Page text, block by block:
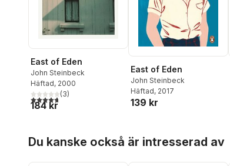
East of Eden
John Steinbeck
Häftad, 2000
4,7utav 5 stjärnor. Totalt antal röster:
(3)
184 kr
East of Eden
John Steinbeck
Häftad, 2017
139 kr
Du kanske också är intresserad av